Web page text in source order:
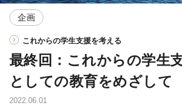
企画
これからの学生支援を考える
最終回：これからの学生
としての教育をめざして
2022.06.01